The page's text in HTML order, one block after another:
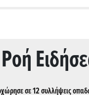
Ρoή
σε 12 συλλήψεις